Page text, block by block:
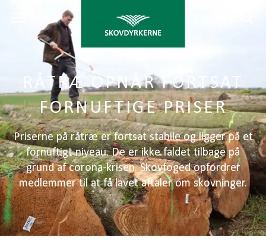
RÅTRÆ OPNÅR FORTSAT
FORNUFTIGE PRISER
Priserne på råtræ er fortsat stabile og ligger på et
fornuftigt niveau. De er ikke faldet tilbage på
grund af corona-krisen. Skovfoged opfordrer
medlemmer til at få lavet aftaler om skovninger.